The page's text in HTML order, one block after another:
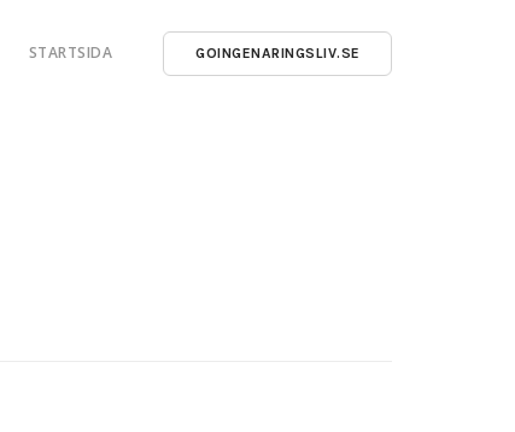
STARTSIDA GOINGENARINGSLIV.SE